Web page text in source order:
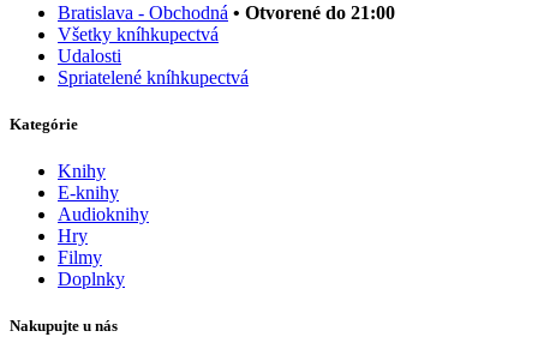
Bratislava - Obchodná • Otvorené do 21:00
Všetky kníhkupectvá
Udalosti
Spriatelené kníhkupectvá
Kategórie
Knihy
E-knihy
Audioknihy
Hry
Filmy
Doplnky
Nakupujte u nás